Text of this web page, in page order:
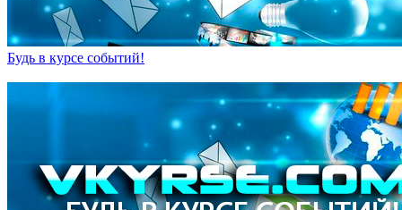
Будь в курсе событий!